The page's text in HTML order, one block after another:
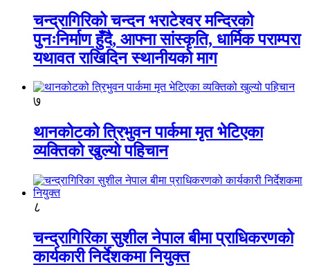
चन्द्रागिरिको चन्दन भराटेश्वर मन्दिरको
पुनःनिर्माण हुँदै, आफ्ना सांस्कृति, धार्मिक पराम्परा
यथावत राखिदिन स्थानीयको माग
७
थानकोटको त्रिभुवन पार्कमा मृत भेटिएका
व्यक्तिको खुल्यो पहिचान
८
चन्द्रागिरिका सुशील नेपाल बीमा प्राधिकरणको
कार्यकारी निर्देशकमा नियुक्त